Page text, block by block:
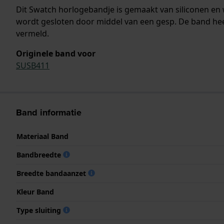
Dit Swatch horlogebandje is gemaakt van siliconen
wordt gesloten door middel van een gesp. De band
vermeld.
Originele band voor
SUSB411
Band informatie
Materiaal Band
Bandbreedte
Breedte bandaanzet
Kleur Band
Type sluiting